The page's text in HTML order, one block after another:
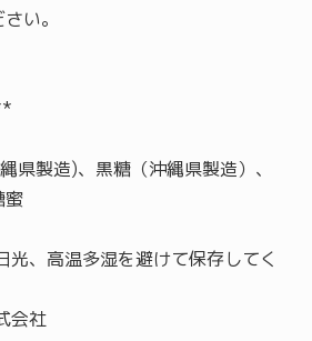
い。
県製造)、黒糖（沖縄県製造）、
蜜
光、高温多湿を避けて保存してく
会社